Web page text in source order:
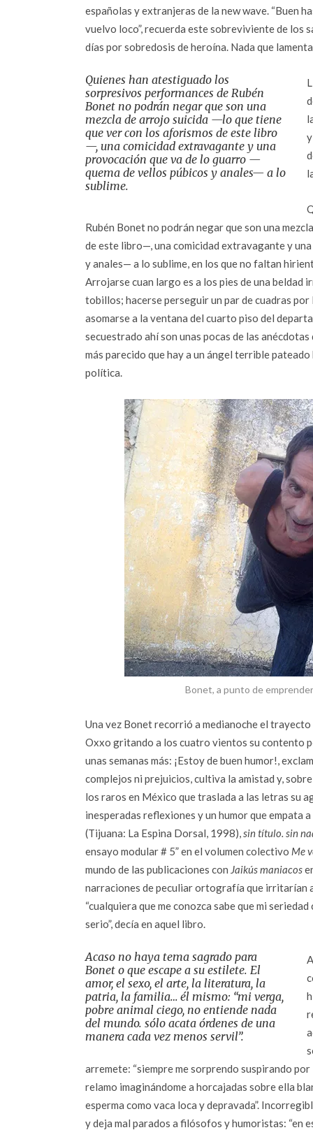
españolas y extranjeras de la new wave. “Buen
vuelvo loco”, recuerda este sobreviviente de los
días por sobredosis de heroína. Nada que
Quienes han atestiguado los
sorpresivos performances de Rubén
Bonet no podrán negar que son una
mezcla de arrojo suicida —lo que tiene
que ver con los aforismos de este libro
—, una comicidad extravagante y una
provocación que va de lo guarro —
quema de vellos púbicos y anales— a lo
sublime.
Rubén Bonet no podrán negar que son una
de este libro—, una comicidad extravagante y
y anales— a lo sublime, en los que no faltan
Arrojarse cuan largo es a los pies de una beldad
tobillos; hacerse perseguir un par de cuadras
asomarse a la ventana del cuarto piso del
secuestrado ahí son unas pocas de las
más parecido que hay a un ángel terrible
política.
Bonet, a punto de
Una vez Bonet recorrió a medianoche el
Oxxo gritando a los cuatro vientos su contento
unas semanas más: ¡Estoy de buen humor!,
complejos ni prejuicios, cultiva la amistad y,
los raros en México que traslada a las letras su
inesperadas reflexiones y un humor que empata
(Tijuana: La Espina Dorsal, 1998),sin título. sin
ensayo modular # 5” en el volumen colectivo Me
mundo de las publicaciones con Jaikús maniacos
narraciones de peculiar ortografía que irritarían
“cualquiera que me conozca sabe que mi
serio”, decía en aquel libro.
Acaso no haya tema sagrado para
Bonet o que escape a su estilete. El
amor, el sexo, el arte, la literatura, la
patria, la familia… él mismo: “mi verga,
pobre animal ciego, no entiende nada
del mundo. sólo acata órdenes de una
manera cada vez menos servil”.
arremete: “siempre me sorprendo suspirando
relamo imaginándome a horcajadas sobre ella
esperma como vaca loca y depravada”.
y deja mal parados a filósofos y humoristas: “en